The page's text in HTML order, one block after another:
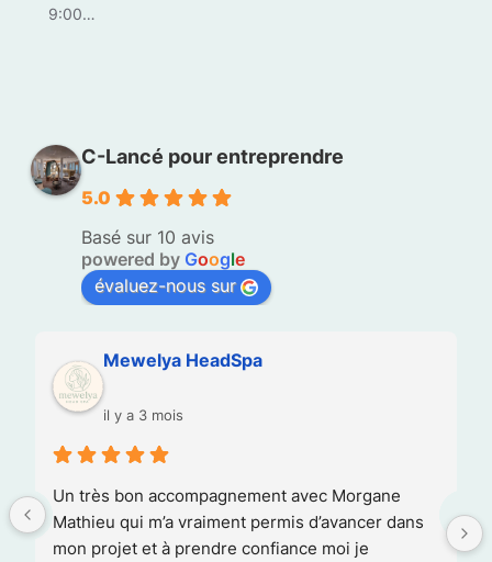
9:00…
C-Lancé pour entreprendre
5.0
Basé sur 10 avis
powered by Google
évaluez-nous sur
Mewelya HeadSpa
il y a 3 mois
Un très bon accompagnement avec Morgane
Mathieu qui m’a vraiment permis d’avancer dans
mon projet et à prendre confiance moi je